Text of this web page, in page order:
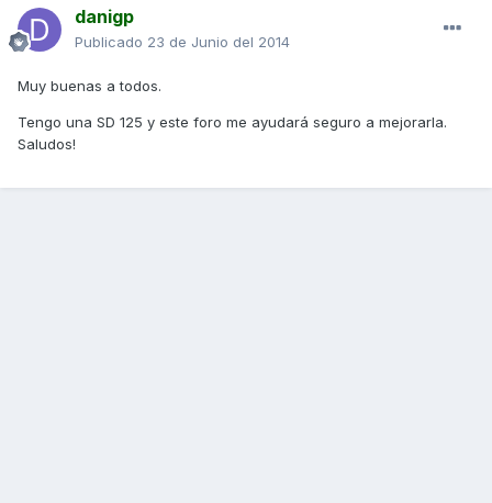
danigp
Publicado 23 de Junio del 2014
Muy buenas a todos.
Tengo una SD 125 y este foro me ayudará seguro a mejorarla.
Saludos!